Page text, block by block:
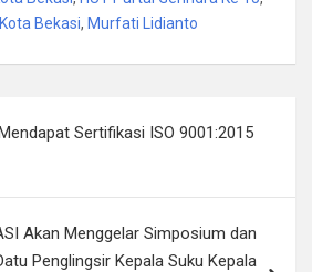
Bekasi, Murfati Lidianto
Sertifikasi ISO 9001:2015
Akan Menggelar Simposium dan
Penglingsir Kepala Suku Kepala